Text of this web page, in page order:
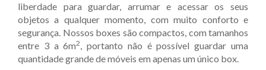
liberdade para guardar, arrumar e acessar os seus
objetos a qualquer momento, com muito conforto e
segurança. Nossos boxes são compactos, com tamanhos
entre 3 a 6m2, portanto não é possível guardar uma
quantidade grande de móveis em apenas um único box.